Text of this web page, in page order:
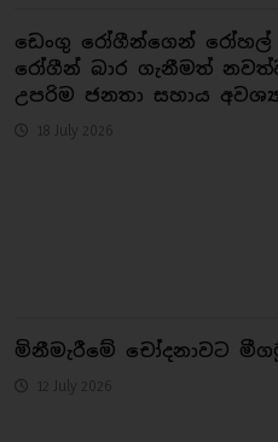
ඩෙංගු රෝගීන්ගෙන්
රෝගීන් බාර ගැනීමත්
උපරිම ජනතා සහාය
18 July 2026
මිනීමැරීමේ චෝදනාවට
12 July 2026